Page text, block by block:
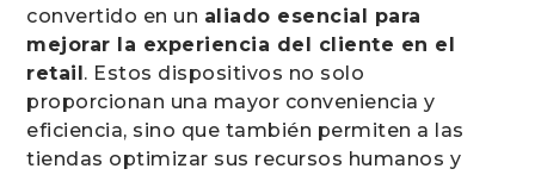
convertido en un aliado esencial para
mejorar la experiencia del cliente en el
retail. Estos dispositivos no solo
proporcionan una mayor conveniencia y
eficiencia, sino que también permiten a las
tiendas optimizar sus recursos humanos y